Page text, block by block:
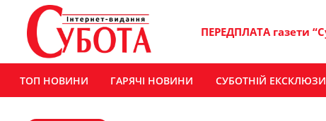
ПЕРЕДПЛАТА газети
ТОП НОВИНИ ГАРЯЧІ НОВИНИ СУБОТНІЙ